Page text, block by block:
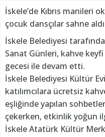
İskele’de Kıbrıs manileri
çocuk dansçılar sahne aldı
İskele Belediyesi
Sanat Günleri, kahve keyfi
gecesi ile devam etti.
İskele Belediyesi Kültür
katılımcılara ücretsiz
eşliğinde yapılan
çekerken, etkinlik yoğun
İskele Atatürk Kültür